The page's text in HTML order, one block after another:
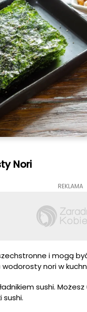
Nori
REKLAMA
i mogą
wodorosty nori w
sushi.
sushi.